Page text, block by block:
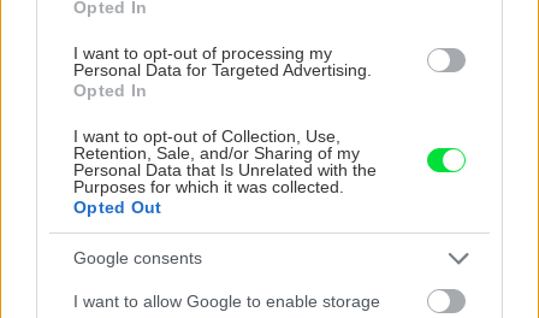
Opted In
I want to opt-out of processing my
Personal Data for Targeted Advertising.
Opted In
I want to opt-out of Collection, Use,
Retention, Sale, and/or Sharing of my
Personal Data that Is Unrelated with the
Purposes for which it was collected.
Opted Out
Google consents
I want to allow Google to enable storage
Chystáte sa zatepľovať alebo meniť kotol?
neprísť o tisíce eur